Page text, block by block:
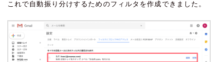
これで自動振り分けするためのフィルタを作成できました。